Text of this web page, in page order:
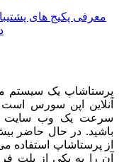
معرفی پکیج های
پرستاشاپ یک سیستم
آنلاین اپن سورس
سرعت یک وب سایت
از پرستاشاپ استفاده
آن را به یکی از پلت